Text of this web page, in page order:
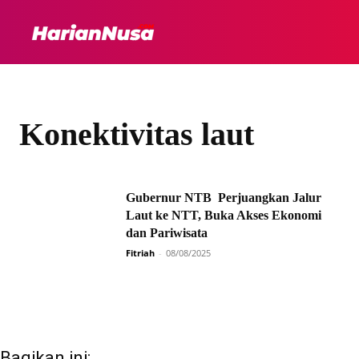
Konektivitas laut
Gubernur NTB Perjuangkan Jalur
Laut ke NTT, Buka Akses Ekonomi
dan Pariwisata
Fitriah - 08/08/2025